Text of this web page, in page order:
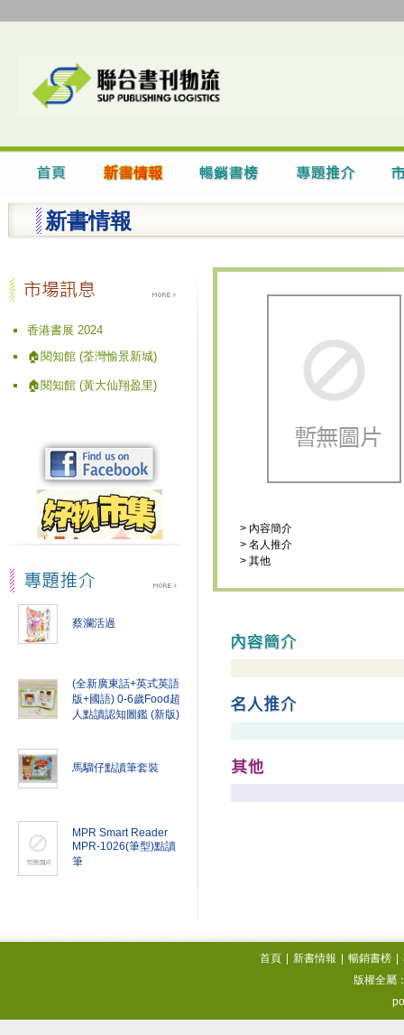
新書情報
香港書展 2024
🏠閱知館 (荃灣愉景新城)
🏠閱知館 (黃大仙翔盈里)
蔡瀾活過
(全新廣東話+英式英語
版+國語) 0-6歲Food超
人點讀認知圖鑑 (新版)
馬騮仔點讀筆套裝
MPR Smart Reader
MPR-1026(筆型)點讀
筆
> 內容簡介
> 名人推介
> 其他
首頁 新書情報 暢銷書榜
版權全屬